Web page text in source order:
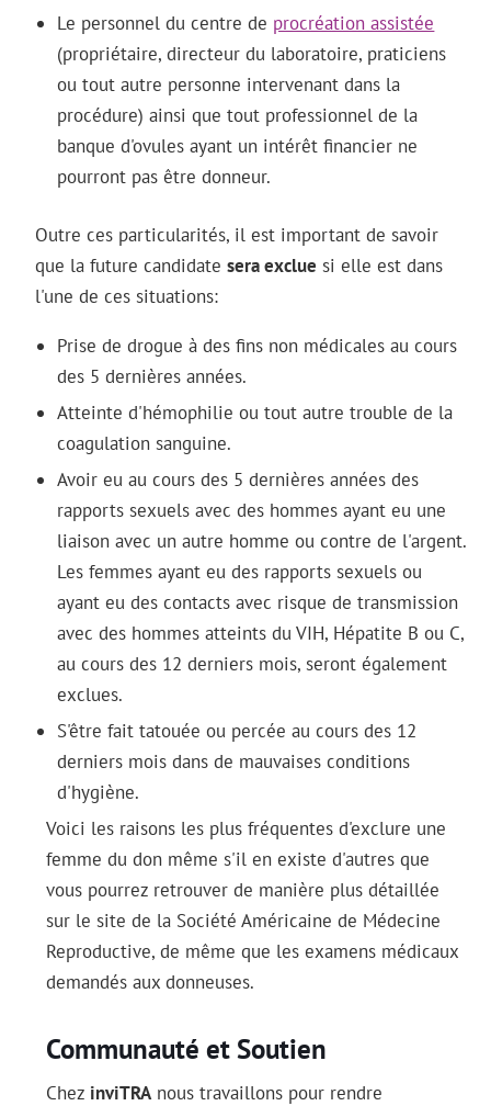
Le personnel du centre de procréation assistée
(propriétaire, directeur du laboratoire, praticiens
ou tout autre personne intervenant dans la
procédure) ainsi que tout professionnel de la
banque d'ovules ayant un intérêt financier ne
pourront pas être donneur.
Outre ces particularités, il est important de savoir
que la future candidatesera exclue si elle est dans
l'une de ces situations:
Prise de drogue à des fins non médicales au cours
des 5 dernières années.
Atteinte d'hémophilie ou tout autre trouble de la
coagulation sanguine.
Avoir eu au cours des 5 dernières années des
rapports sexuels avec des hommes ayant eu une
liaison avec un autre homme ou contre de l'argent.
Les femmes ayant eu des rapports sexuels ou
ayant eu des contacts avec risque de transmission
avec des hommes atteints du VIH, Hépatite B ou C,
au cours des 12 derniers mois, seront également
exclues.
S'être fait tatouée ou percée au cours des 12
derniers mois dans de mauvaises conditions
d'hygiène.
Voici les raisons les plus fréquentes d'exclure une
femme du don même s'il en existe d'autres que
vous pourrez retrouver de manière plus détaillée
sur le site de la Société Américaine de Médecine
Reproductive, de même que les examens médicaux
demandés aux donneuses.
Communauté et Soutien
Chez inviTRA nous travaillons pour rendre